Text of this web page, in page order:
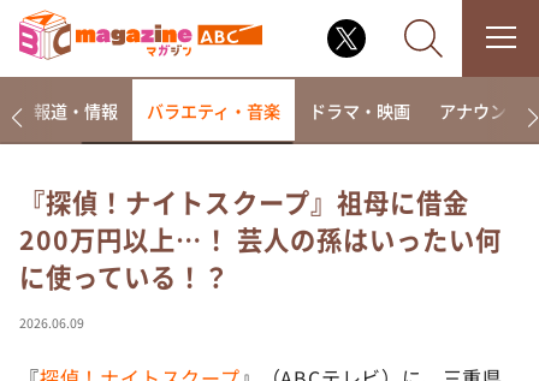
なるみ・岡村の過ぎるTV
相席食堂
これ余談なんですけど・・・
て真剣です
報道・情報 バラエティ・音楽 ドラマ・映画 アナウンサー
『探偵！ナイトスクープ』祖母に借金
200万円以上…！ 芸人の孫はいったい何
に使っている！？
2026.06.09